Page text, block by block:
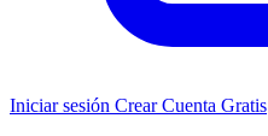
Iniciar sesión Crear Cuenta Gratis